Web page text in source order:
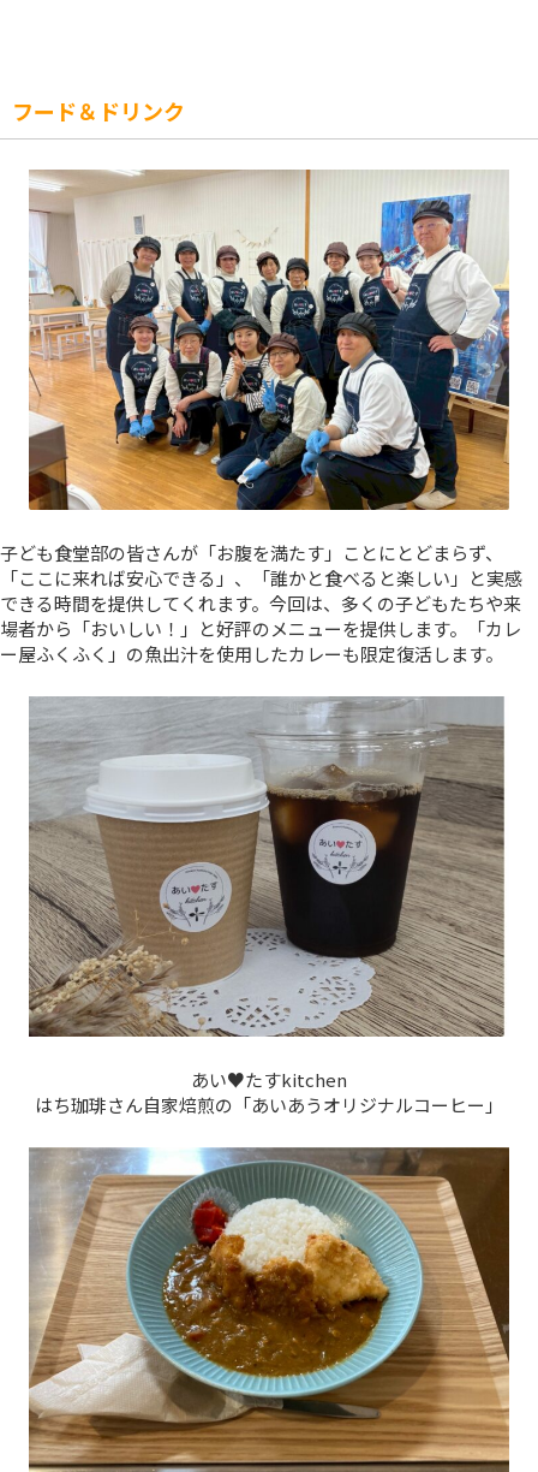
フード＆ドリンク
子ども食堂部の皆さんが「お腹を満たす」ことにとどまらず、
「ここに来れば安心できる」、「誰かと食べると楽しい」と実感
できる時間を提供してくれます。今回は、多くの子どもたちや来
場者から「おいしい！」と好評のメニューを提供します。「カレ
ー屋ふくふく」の魚出汁を使用したカレーも限定復活します。
あい♥たすkitchen
はち珈琲さん自家焙煎の「あいあうオリジナルコーヒー」